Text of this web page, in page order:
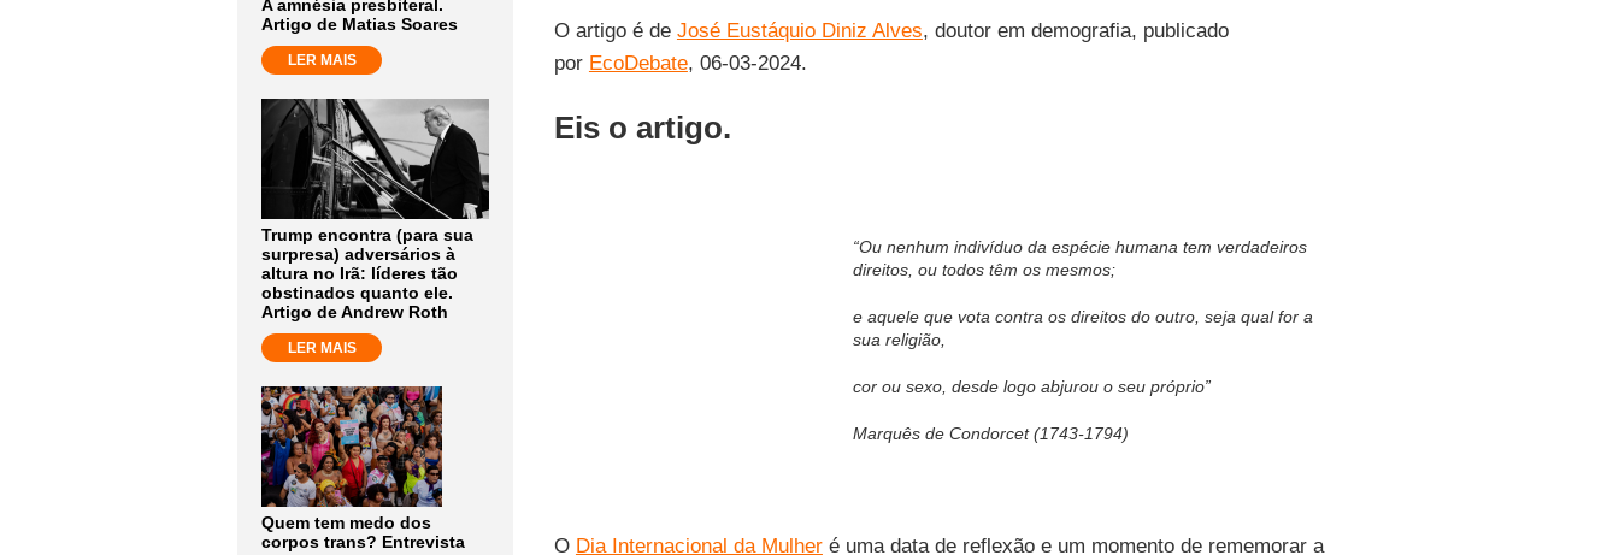
A amnésia presbiteral.
Artigo de Matias Soares
LER MAIS
Trump encontra (para sua
surpresa) adversários à
altura no Irã: líderes tão
obstinados quanto ele.
Artigo de Andrew Roth
LER MAIS
Quem tem medo dos
corpos trans? Entrevista
O artigo é de José Eustáquio Diniz Alves, doutor em demografia, publicado
por EcoDebate, 06-03-2024.
Eis o artigo.
“Ou nenhum indivíduo da espécie humana tem verdadeiros
direitos, ou todos têm os mesmos;
e aquele que vota contra os direitos do outro, seja qual for a
sua religião,
cor ou sexo, desde logo abjurou o seu próprio”
Marquês de Condorcet (1743-1794)
O Dia Internacional da Mulheré uma data de reflexão e um momento de rememorar a